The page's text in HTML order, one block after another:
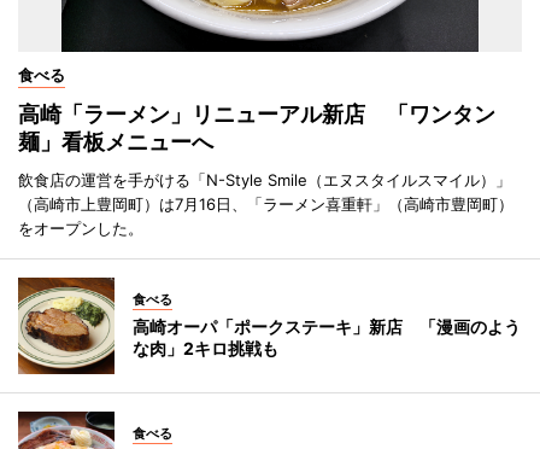
食べる
高崎「ラーメン」リニューアル新店 「ワンタン
麺」看板メニューへ
飲食店の運営を手がける「N-Style Smile（エヌスタイルスマイル）」
（高崎市上豊岡町）は7月16日、「ラーメン喜重軒」（高崎市豊岡町）
をオープンした。
食べる
高崎オーパ「ポークステーキ」新店 「漫画のよう
な肉」2キロ挑戦も
食べる